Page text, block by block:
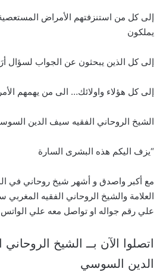
إلى كل من استنزفتهم الأمراض
يملكون
إلى كل الذين يبحثون عن الجواب لسؤال
إلى كل هؤلاء واولائك… الى من يهمهم
الشيخ الروحاني الفقيه سيف الدين
“يزف اليكم هذه البشرى السارة
مع أكبر واصدق و أشهر شيخ روحاني في
العلامة والشيخ الروحاني الفقيه
علي رقم جواله او تواصل معه علي
اتصلوا الآن بــ الشيخ
الدين السوسي